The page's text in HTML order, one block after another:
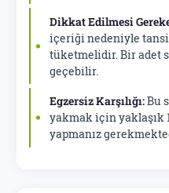
Dikkat Edilmesi
içeriği nedeniyle
tüketmelidir. Bir adet
geçebilir.
Egzersiz Karşılığı:Bu
yakmak için yaklaşık
yapmanız